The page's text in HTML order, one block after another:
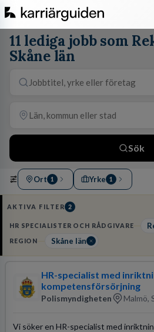
11 lediga jobb som
Skåne län
Sök
Ort 1 Yrke 1
AKTIVA FILTER 2
HR SPECIALISTER OCH RÅDGIVARE
REGION Skåne län
HR-specialist med
kompetensförsörjning
Polismyndigheten Malmö,
Vi söker en HR-specialist med